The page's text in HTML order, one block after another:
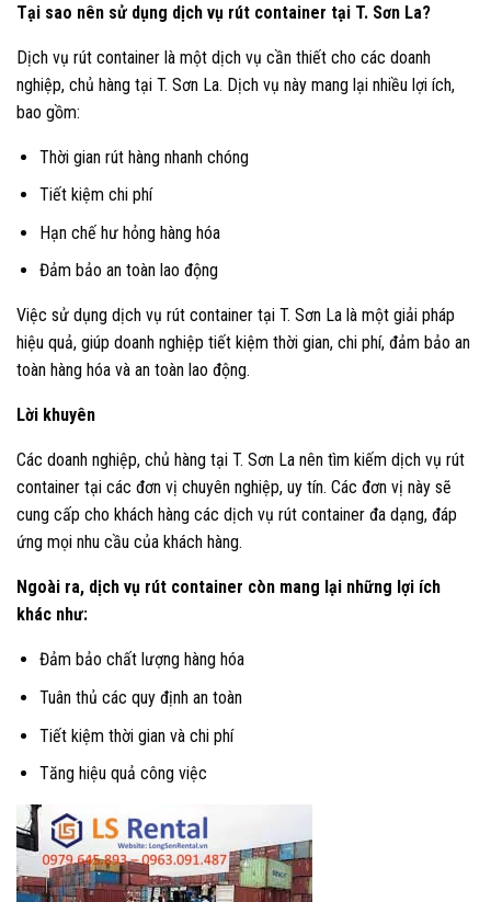
Tại sao nên sử dụng dịch vụ rút container tại T. Sơn La?
Dịch vụ rút container là một dịch vụ cần thiết cho các doanh
nghiệp, chủ hàng tại T. Sơn La. Dịch vụ này mang lại nhiều lợi ích,
bao gồm:
Thời gian rút hàng nhanh chóng
Tiết kiệm chi phí
Hạn chế hư hỏng hàng hóa
Đảm bảo an toàn lao động
Việc sử dụng dịch vụ rút container tại T. Sơn La là một giải pháp
hiệu quả, giúp doanh nghiệp tiết kiệm thời gian, chi phí, đảm bảo an
toàn hàng hóa và an toàn lao động.
Lời khuyên
Các doanh nghiệp, chủ hàng tại T. Sơn La nên tìm kiếm dịch vụ rút
container tại các đơn vị chuyên nghiệp, uy tín. Các đơn vị này sẽ
cung cấp cho khách hàng các dịch vụ rút container đa dạng, đáp
ứng mọi nhu cầu của khách hàng.
Ngoài ra, dịch vụ rút container còn mang lại những lợi ích
khác như:
Đảm bảo chất lượng hàng hóa
Tuân thủ các quy định an toàn
Tiết kiệm thời gian và chi phí
Tăng hiệu quả công việc